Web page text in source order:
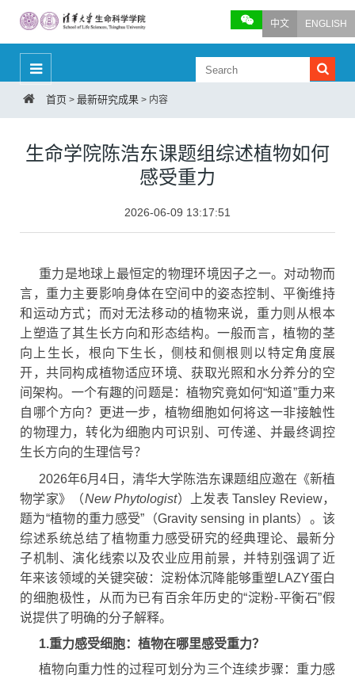
中文 ENGLISH
首页 > 最新研究成果 > 内容
生命学院陈浩东课题组综述植物如何
感受重力
2026-06-09 13:17:51
重力是地球上最恒定的物理环境因子之一。对动物而
言，重力主要影响身体在空间中的姿态控制、平衡维持
和运动方式；而对无法移动的植物来说，重力则从根本
上塑造了其生长方向和形态结构。一般而言，植物的茎
向上生长，根向下生长，侧枝和侧根则以特定角度展
开，共同构成植物适应环境、获取光照和水分养分的空
间架构。一个有趣的问题是：植物究竟如何“知道”重力来
自哪个方向？更进一步，植物细胞如何将这一非接触性
的物理力，转化为细胞内可识别、可传递、并最终调控
生长方向的生理信号？
2026年6月4日，清华大学陈浩东课题组应邀在《新植
物学家》（New Phytologist）上发表 Tansley Review，
题为“植物的重力感受”（Gravity sensing in plants）。该
综述系统总结了植物重力感受研究的经典理论、最新分
子机制、演化线索以及农业应用前景，并特别强调了近
年来该领域的关键突破：淀粉体沉降能够重塑LAZY蛋白
的细胞极性，从而为已有百余年历史的“淀粉-平衡石”假
说提供了明确的分子解释。
1.重力感受细胞：植物在哪里感受重力？
植物向重力性的过程可划分为三个连续步骤：重力感